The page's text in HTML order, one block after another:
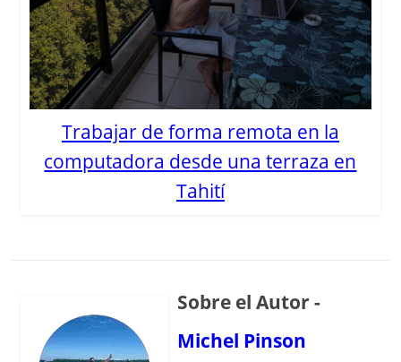
Trabajar de forma remota en la
computadora desde una terraza en
Tahití
Sobre el Autor -
Michel Pinson